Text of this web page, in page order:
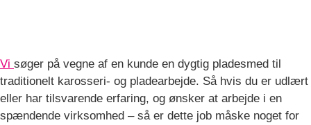
Vi søger på vegne af en kunde en dygtig pladesmed til
traditionelt karosseri- og pladearbejde. Så hvis du er udlært
eller har tilsvarende erfaring, og ønsker at arbejde i en
spændende virksomhed – så er dette job måske noget for